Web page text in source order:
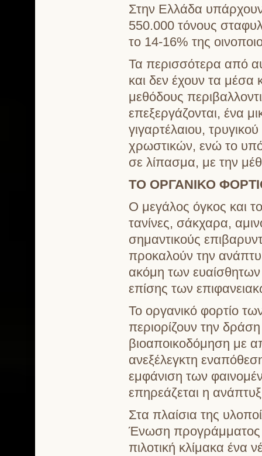
Στην Ελλάδα υπάρχουν
550.000 τόνους
το 14-16% της
Τα περισσότερα από
και δεν έχουν τα μέσα
μεθόδους
επεξεργάζονται, ένα
γιγαρτέλαιου,
χρωστικών, ενώ το
σε λίπασμα, με την
ΤΟ ΟΡΓΑΝΙΚΟ
Ο μεγάλος όγκος και
τανίνες, σάκχαρα,
σημαντικούς
προκαλούν την
ακόμη των
επίσης των
Το οργανικό φορτίο
περιορίζουν την
βιοαποικοδόμηση με
ανεξέλεγκτη
εμφάνιση των
επηρεάζεται η
Στα πλαίσια της
Ένωση προγράμματος
πιλοτική κλίμακα ένα